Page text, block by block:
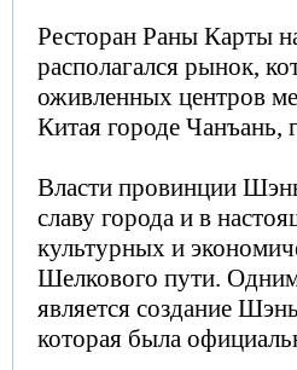
Ресторан Раны Карты
располагался рынок,
оживленных центров
Китая городе Чанъань,
Власти провинции
славу города и в
культурных и
Шелкового пути.
является создание
которая была